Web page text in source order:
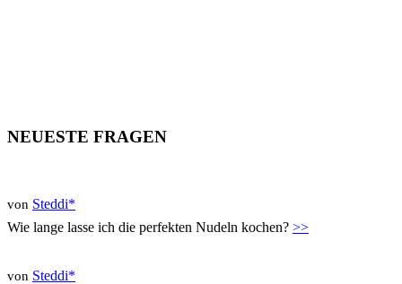
NEUESTE FRAGEN
von Steddi*
Wie lange lasse ich die perfekten Nudeln kochen? >>
von Steddi*